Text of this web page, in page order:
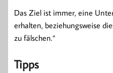
Das Ziel ist immer, eine
erhalten, beziehungsweise
zu fälschen.“
Tipps